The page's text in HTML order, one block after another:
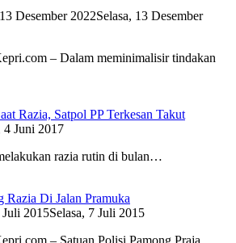
Desember 2022Selasa, 13 Desember
– Dalam meminimalisir tindakan
Razia, Satpol PP Terkesan Takut
Juni 2017
razia rutin di bulan…
Razia Di Jalan Pramuka
Juli 2015Selasa, 7 Juli 2015